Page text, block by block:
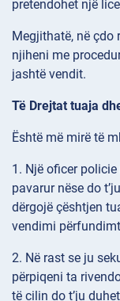
pretendohet një
Megjithatë, në çdo
njiheni me
jashtë vendit.
Të Drejtat tuaja
Është më mirë të
1. Një oficer
pavarur nëse do
dërgojë çështjen
vendimi
2. Në rast se ju
përpiqeni ta
të cilin do t’ju